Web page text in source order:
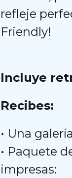
refleje
Friendly!
Incluye
Recibes:
• Una
• Paquete
impresas: